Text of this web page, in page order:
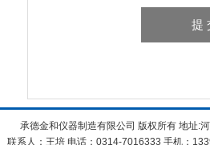
承德金和仪器制造有限公司 版权所有 地址:
联系人：王培 电话：0314-7016333 手机：